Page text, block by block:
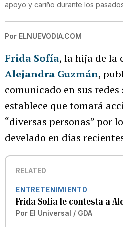
apoyo y cariño durante los
Por ELNUEVODIA.COM
Frida Sofía, la hija de la
Alejandra Guzmán,
comunicado en sus redes
establece que tomará
“diversas personas” por
develado en días
RELATED
ENTRETENIMIENTO
Frida Sofía le contesta a
Por El Universal / GDA